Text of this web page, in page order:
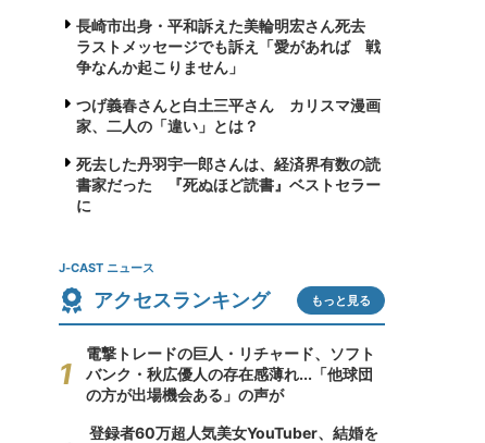
長崎市出身・平和訴えた美輪明宏さん死去
ラストメッセージでも訴え「愛があれば 戦
争なんか起こりません」
つげ義春さんと白土三平さん カリスマ漫画
家、二人の「違い」とは？
死去した丹羽宇一郎さんは、経済界有数の読
書家だった 『死ぬほど読書』ベストセラー
に
J-CAST ニュース
アクセスランキング もっと見る
電撃トレードの巨人・リチャード、ソフト
バンク・秋広優人の存在感薄れ...「他球団
の方が出場機会ある」の声が
登録者60万超人気美女YouTuber、結婚を